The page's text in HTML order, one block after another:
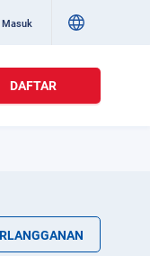
Masuk
DAFTAR